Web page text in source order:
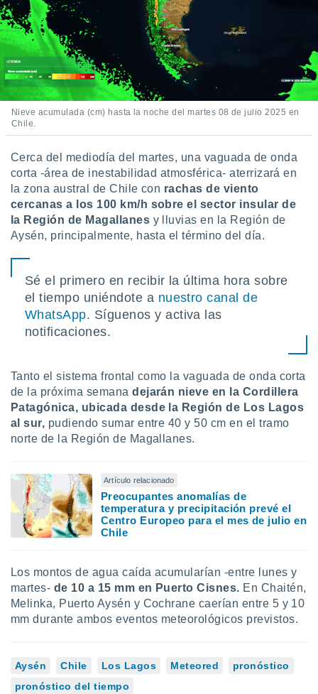
Nieve acumulada (cm) hasta la noche del martes 08 de julio 2025 en
Chile.
Cerca del mediodía del martes, una vaguada de onda
corta -área de inestabilidad atmosférica- aterrizará en
la zona austral de Chile con rachas de viento
cercanas a los 100 km/h sobre el sector insular de
la Región de Magallanes y lluvias en la Región de
Aysén, principalmente, hasta el término del día.
Sé el primero en recibir la última hora sobre
el tiempo uniéndote a nuestro canal de
WhatsApp. Síguenos y activa las
notificaciones.
Tanto el sistema frontal como la vaguada de onda corta
de la próxima semana dejarán nieve en la Cordillera
Patagónica, ubicada desde la Región de Los Lagos
al sur, pudiendo sumar entre 40 y 50 cm en el tramo
norte de la Región de Magallanes.
Artículo relacionado
Preocupantes anomalías de
temperatura y precipitación prevé el
Centro Europeo para el mes de julio en
Chile
Los montos de agua caída acumularían -entre lunes y
martes- de 10 a 15 mm en Puerto Cisnes. En Chaitén,
Melinka, Puerto Aysén y Cochrane caerían entre 5 y 10
mm durante ambos eventos meteorológicos previstos.
Aysén Chile Los Lagos Meteored
pronóstico
pronóstico del tiempo